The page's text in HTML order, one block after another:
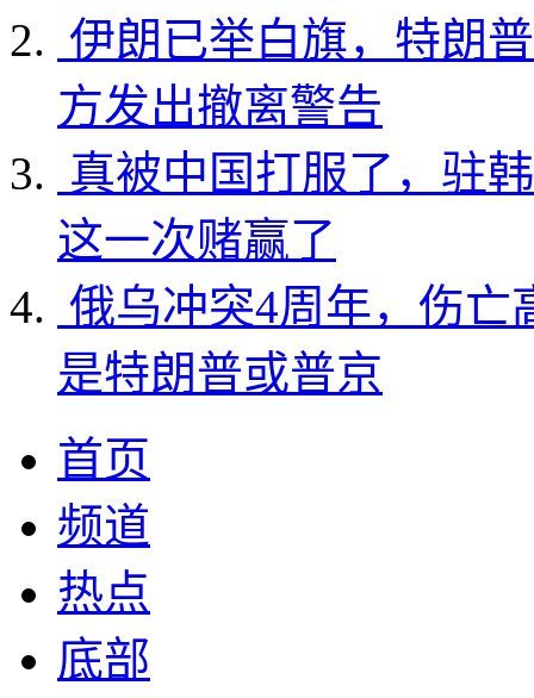
伊朗已举白旗，特朗
方发出撤离警告
真被中国打服了，驻
这一次赌赢了
俄乌冲突4周年，伤亡
是特朗普或普京
首页
频道
热点
底部